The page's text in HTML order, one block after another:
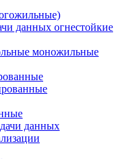
данных огнестойкие
моножильные
данных